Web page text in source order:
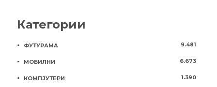
Категории
ФУТУРАМА 9.481
МОБИЛНИ 6.673
КОМПЈУТЕРИ 1.390